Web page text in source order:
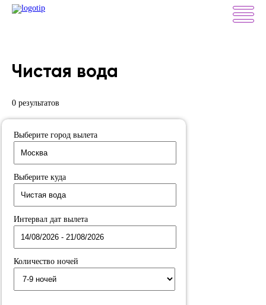
Чистая вода
0 результатов
Выберите город вылета
Выберите куда
Интервал дат вылета
Количество ночей